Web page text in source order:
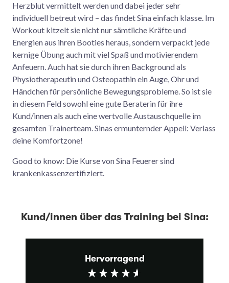
Herzblut vermittelt werden und dabei jeder sehr
individuell betreut wird – das findet Sina einfach klasse. Im
Workout kitzelt sie nicht nur sämtliche Kräfte und
Energien aus ihren Booties heraus, sondern verpackt jede
kernige Übung auch mit viel Spaß und motivierendem
Anfeuern. Auch hat sie durch ihren Background als
Physiotherapeutin und Osteopathin ein Auge, Ohr und
Händchen für persönliche Bewegungsprobleme. So ist sie
in diesem Feld sowohl eine gute Beraterin für ihre
Kund/innen als auch eine wertvolle Austauschquelle im
gesamten Trainerteam. Sinas ermunternder Appell: Verlass
deine Komfortzone!
Good to know: Die Kurse von Sina Feuerer sind
krankenkassenzertifiziert.
Kund/innen über das Training bei Sina:
Hervorragend